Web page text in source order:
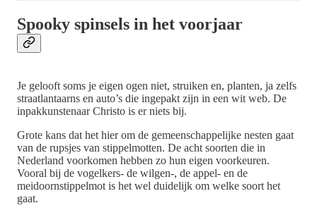
Spooky spinsels in het voorjaar
Je gelooft soms je eigen ogen niet, struiken en, planten, ja zelfs
straatlantaarns en auto’s die ingepakt zijn in een wit web. De
inpakkunstenaar Christo is er niets bij.
Grote kans dat het hier om de gemeenschappelijke nesten gaat
van de rupsjes van stippelmotten. De acht soorten die in
Nederland voorkomen hebben zo hun eigen voorkeuren.
Vooral bij de vogelkers- de wilgen-, de appel- en de
meidoornstippelmot is het wel duidelijk om welke soort het
gaat.